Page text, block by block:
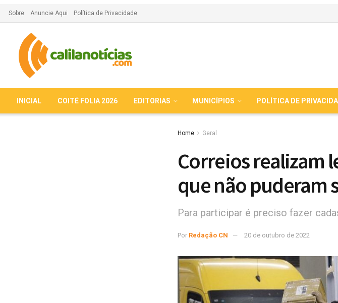
Sobre Anuncie Aqui Política de Privacidade
INICIAL COITÉ FOLIA 2026 EDITORIAS MUNICÍPIOS POLÍTICA DE
Home Geral
Correios realizam
que não puderam
Para participar é preciso fazer
Por Redação CN 20 de outubro de 2022